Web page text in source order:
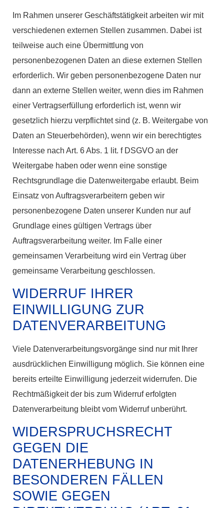
Im Rahmen unserer Geschäftstätigkeit arbeiten wir mit
verschiedenen externen Stellen zusammen. Dabei ist
teilweise auch eine Übermittlung von
personenbezogenen Daten an diese externen Stellen
erforderlich. Wir geben personenbezogene Daten nur
dann an externe Stellen weiter, wenn dies im Rahmen
einer Vertragserfüllung erforderlich ist, wenn wir
gesetzlich hierzu verpflichtet sind (z. B. Weitergabe von
Daten an Steuerbehörden), wenn wir ein berechtigtes
Interesse nach Art. 6 Abs. 1 lit. f DSGVO an der
Weitergabe haben oder wenn eine sonstige
Rechtsgrundlage die Datenweitergabe erlaubt. Beim
Einsatz von Auftragsverarbeitern geben wir
personenbezogene Daten unserer Kunden nur auf
Grundlage eines gültigen Vertrags über
Auftragsverarbeitung weiter. Im Falle einer
gemeinsamen Verarbeitung wird ein Vertrag über
gemeinsame Verarbeitung geschlossen.
WIDERRUF IHRER
EINWILLIGUNG ZUR
DATENVERARBEITUNG
Viele Datenverarbeitungsvorgänge sind nur mit Ihrer
ausdrücklichen Einwilligung möglich. Sie können eine
bereits erteilte Einwilligung jederzeit widerrufen. Die
Rechtmäßigkeit der bis zum Widerruf erfolgten
Datenverarbeitung bleibt vom Widerruf unberührt.
WIDERSPRUCHSRECHT
GEGEN DIE
DATENERHEBUNG IN
BESONDEREN FÄLLEN
SOWIE GEGEN